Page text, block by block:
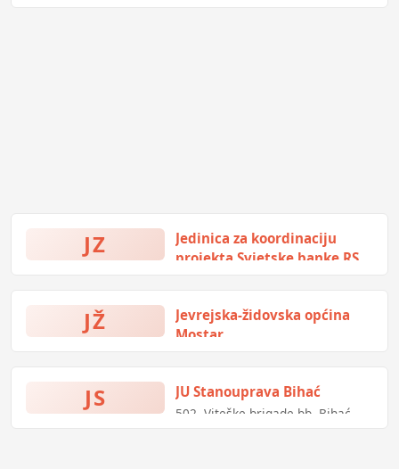
JZ
Jedinica za koordinaciju
projekta Svjetske banke RS
JŽ
Jevrejska-židovska općina
Mostar
JS JU Stanouprava Bihać
502. Viteške brigade bb, Bihać,